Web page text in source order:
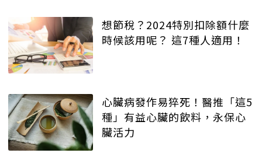
想節稅？2024特別扣除額什麼
時候該用呢？ 這7種人適用！
心臟病發作易猝死！醫推「這5
種」有益心臟的飲料，永保心
臟活力